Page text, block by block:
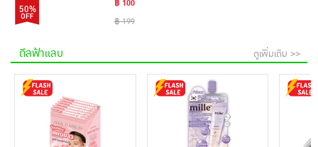
50%
฿ 100
฿ 199
ดีลฟ้าแลบ ดูเพิ่มเติม >>